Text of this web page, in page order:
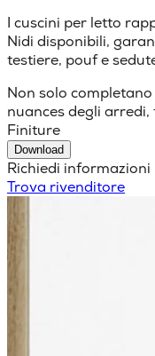
I cuscini per letto
Nidi disponibili,
testiere, pouf e
Non solo
nuances degli
Finiture
Download
Richiedi informazioni
Trova rivenditore